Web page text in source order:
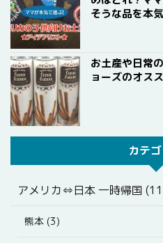
そうな品を本
お土産や日常
ョーズのオス
カテ
アメリカ⇔日本 一時帰国
熊本 (3)